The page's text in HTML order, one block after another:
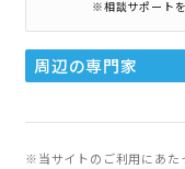
※相談サポート
周辺の専門家
※当サイトのご利用にあた